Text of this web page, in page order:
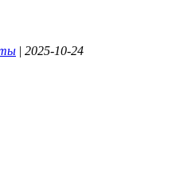
| 2025-10-24